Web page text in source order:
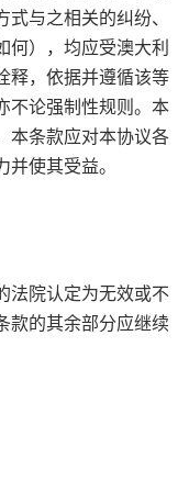
与之相关的纠纷、
何），均应受澳大利
释，依据并遵循该等
不论强制性规则。本
本条款应对本协议各
使其受益。
法院认定为无效或不
款的其余部分应继续